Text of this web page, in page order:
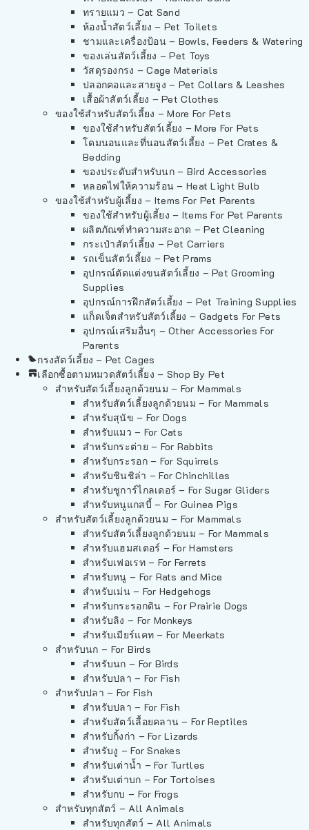
ทรายแมว – Cat Sand
ห้องน้ำสัตว์เลี้ยง – Pet Toilets
ชามและเครื่องป้อน – Bowls, Feeders & Watering
ของเล่นสัตว์เลี้ยง – Pet Toys
วัสดุรองกรง – Cage Materials
ปลอกคอและสายจูง – Pet Collars & Leashes
เสื้อผ้าสัตว์เลี้ยง – Pet Clothes
ของใช้สำหรับสัตว์เลี้ยง – More For Pets
ของใช้สำหรับสัตว์เลี้ยง – More For Pets
โดมนอนและที่นอนสัตว์เลี้ยง – Pet Crates &
Bedding
ของประดับสำหรับนก – Bird Accessories
หลอดไฟให้ความร้อน – Heat Light Bulb
ของใช้สำหรับผู้เลี้ยง – Items For Pet Parents
ของใช้สำหรับผู้เลี้ยง – Items For Pet Parents
ผลิตภัณฑ์ทำความสะอาด – Pet Cleaning
กระเป๋าสัตว์เลี้ยง – Pet Carriers
รถเข็นสัตว์เลี้ยง – Pet Prams
อุปกรณ์ตัดแต่งขนสัตว์เลี้ยง – Pet Grooming
Supplies
อุปกรณ์การฝึกสัตว์เลี้ยง – Pet Training Supplies
แก็ดเจ็ตสำหรับสัตว์เลี้ยง – Gadgets For Pets
อุปกรณ์เสริมอื่นๆ – Other Accessories For
Parents
กรงสัตว์เลี้ยง – Pet Cages
เลือกซื้อตามหมวดสัตว์เลี้ยง – Shop By Pet
สำหรับสัตว์เลี้ยงลูกด้วยนม – For Mammals
สำหรับสัตว์เลี้ยงลูกด้วยนม – For Mammals
สำหรับสุนัข – For Dogs
สำหรับแมว – For Cats
สำหรับกระต่าย – For Rabbits
สำหรับกระรอก – For Squirrels
สำหรับชินชิล่า – For Chinchillas
สำหรับชูการ์ไกลเดอร์ – For Sugar Gliders
สำหรับหนูแกสบี้ – For Guinea Pigs
สำหรับสัตว์เลี้ยงลูกด้วยนม – For Mammals
สำหรับสัตว์เลี้ยงลูกด้วยนม – For Mammals
สำหรับแฮมสเตอร์ – For Hamsters
สำหรับเฟอเรท – For Ferrets
สำหรับหนู – For Rats and Mice
สำหรับเม่น – For Hedgehogs
สำหรับกระรอกดิน – For Prairie Dogs
สำหรับลิง – For Monkeys
สำหรับเมียร์แคท – For Meerkats
สำหรับนก – For Birds
สำหรับนก – For Birds
สำหรับปลา – For Fish
สำหรับปลา – For Fish
สำหรับปลา – For Fish
สำหรับสัตว์เลื้อยคลาน – For Reptiles
สำหรับกิ้งก่า – For Lizards
สำหรับงู – For Snakes
สำหรับเต่าน้ำ – For Turtles
สำหรับเต่าบก – For Tortoises
สำหรับกบ – For Frogs
สำหรับทุกสัตว์ – All Animals
สำหรับทุกสัตว์ – All Animals